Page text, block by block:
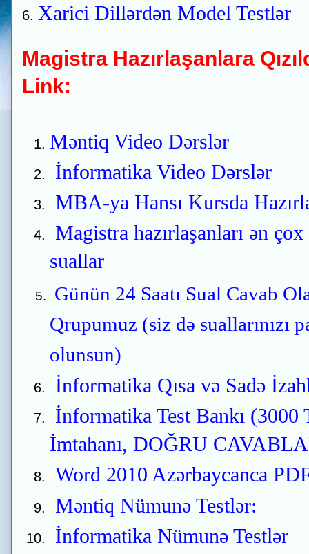
6. Xarici Dillərdən Model Testlər
Magistra Hazırlaşanlara
Link:
Məntiq Video Dərslər
İnformatika Video Dərslər
MBA-ya Hansı Kursda
Magistra hazırlaşanları ən
suallar
Günün 24 Saatı Sual Cavab
Qrupumuz (siz də suallarınızı
olunsun)
İnformatika Qısa və Sadə
İnformatika Test Bankı (3000
İmtahanı, DOĞRU
Word 2010 Azərbaycanca
Məntiq Nümunə Testlər:
İnformatika Nümunə Testlər